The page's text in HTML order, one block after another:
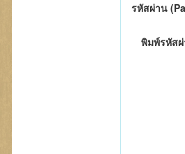
รหัสผ่าน
พิมพ์รหัส